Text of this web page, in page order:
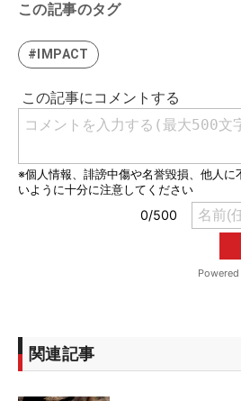
この記事のタグ
#IMPACT
関連記事